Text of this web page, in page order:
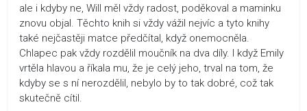
ale i kdyby ne, Will měl vždy radost, poděkoval a maminku
znovu objal. Těchto knih si vždy vážil nejvíc a tyto knihy
také nejčastěji matce předčítal, když onemocněla.
Chlapec pak vždy rozdělil moučník na dva díly. I když Emily
vrtěla hlavou a říkala mu, že je celý jeho, trval na tom, že
kdyby se s ní nerozdělil, nebylo by to tak dobré, což tak
skutečně cítil.